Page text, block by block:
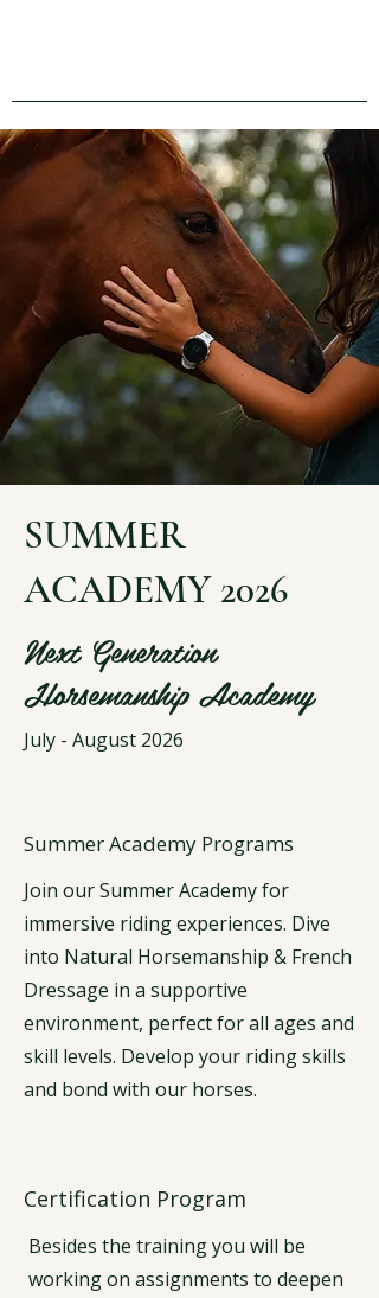
SUMMER
ACADEMY 2026
Next Generation
Horsemanship Academy
July - August 2026
Summer Academy Programs
Join our Summer Academy for
immersive riding experiences. Dive
into Natural Horsemanship & French
Dressage in a supportive
environment, perfect for all ages and
skill levels. Develop your riding skills
and bond with our horses.
Certification Program
Besides the training you will be
working on assignments to deepen